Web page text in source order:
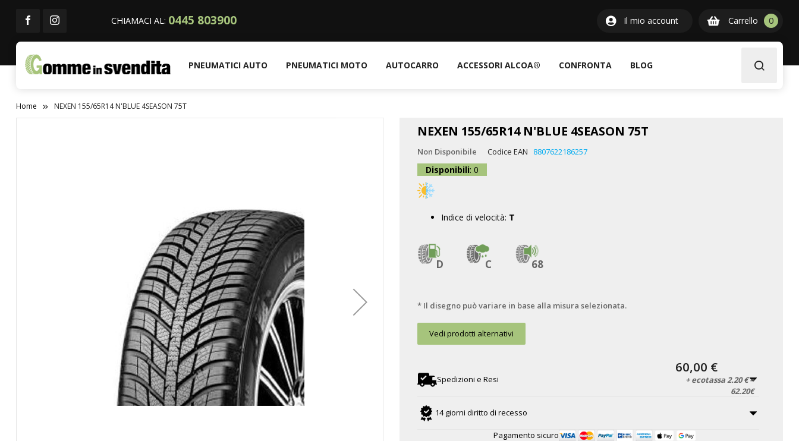
CHIAMACI AL: 0445 803900 Il mio account Carrello 00
PNEUMATICI AUTO PNEUMATICI MOTO AUTOCARRO ACCESSORI ALCOA® CONFRONTA BLOG
Home NEXEN 155/65R14 N'BLUE 4SEASON 75T
NEXEN 155/65R14 N'BLUE 4SEASON 75T
Non Disponibile Codice EAN 8807622186257
Disponibili: 0
Indice di velocità: T
D C 68
* Il disegno può variare in base alla misura selezionata.
Vedi prodotti alternativi
Spedizioni e Resi
14 giorni diritto di recesso
Pagamento sicuro
60,00 €
+ ecotassa 2.20 € =
62.20€